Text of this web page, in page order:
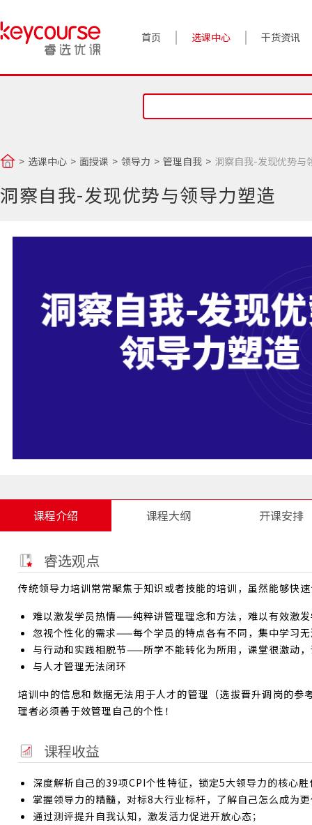
首页 选课中心 干货资讯
案例实践
对话高管
睿选视角
选课中心 面授课 领导力 管理自我 洞察自我-发现优势与
洞察自我-发现优势与领导力塑造
课程介绍 课程大纲 开课安排
睿选观点
传统领导力培训常常聚焦于知识或者技能的培训，虽然能够快
难以激发学员热情——纯粹讲管理理念和方法，难以有效激
忽视个性化的需求——每个学员的特点各有不同，集中学习
与行动和实践相脱节——所学不能转化为所用，课堂很激动
与人才管理无法闭环
培训中的信息和数据无法用于人才的管理（选拔晋升调岗的
理者必须善于效管理自己的个性！
课程收益
深度解析自己的39项CPI个性特征，锁定5大领导力的核心
掌握领导力的精髓，对标8大行业标杆，了解自己怎么成为
通过测评提升自我认知，激发活力促进开放心态；